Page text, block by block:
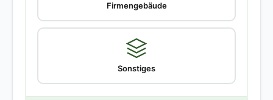
Firmengebäude
Sonstiges